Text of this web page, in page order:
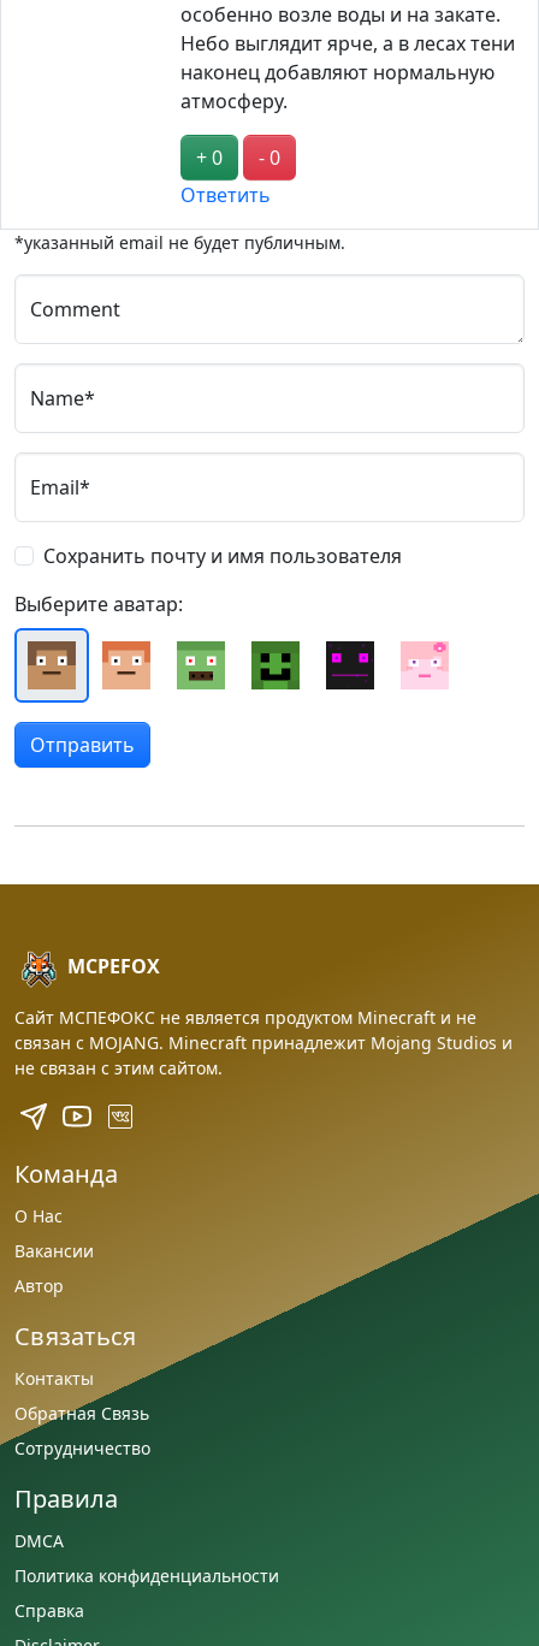
особенно возле воды и на закате.
Небо выглядит ярче, а в лесах тени
наконец добавляют нормальную
атмосферу.
+ 0
- 0
Ответить
*указанный email не будет публичным.
Comment
Name*
Email*
Сохранить почту и имя пользователя
Выберите аватар:
MCPEFOX
Сайт МСПЕФОКС не является продуктом Minecraft и не
связан с MOJANG. Minecraft принадлежит Mojang Studios и
не связан с этим сайтом.
Команда
О Нас
Вакансии
Автор
Связаться
Контакты
Обратная Связь
Сотрудничество
Правила
DMCA
Политика конфиденциальности
Справка